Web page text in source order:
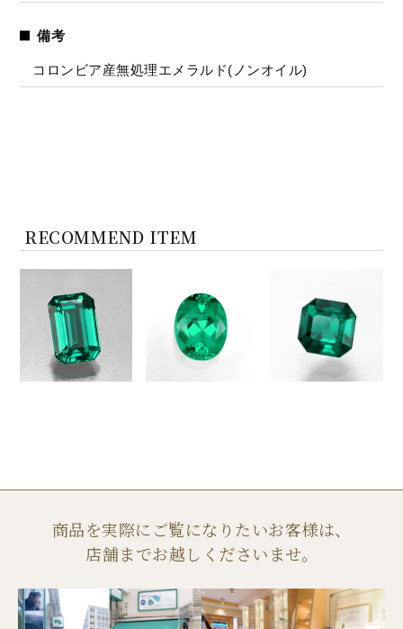
備考
コロンビア産無処理エメラルド(ノンオイル)
RECOMMEND ITEM
商品を実際にご覧になりたいお客様は、
店舗までお越しくださいませ。